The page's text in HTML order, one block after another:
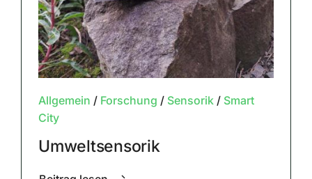
Allgemein / Forschung / Sensorik/ Smart
City
Umweltsensorik